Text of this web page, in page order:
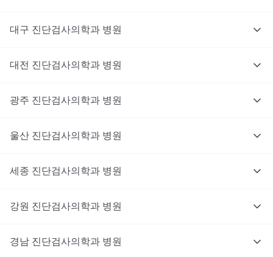
대구 진단검사의학과 병원
대전 진단검사의학과 병원
광주 진단검사의학과 병원
울산 진단검사의학과 병원
세종 진단검사의학과 병원
강원 진단검사의학과 병원
경남 진단검사의학과 병원